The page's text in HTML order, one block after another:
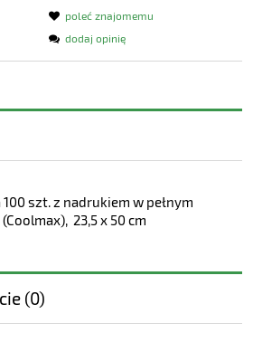
poleć znajomemu
dodaj opinię
szt. z nadrukiem w pełnym
23,5 x 50 cm
(0)